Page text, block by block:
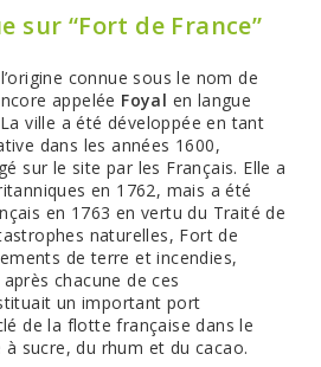
sur “Fort de France”
connue sous le nom de
appelée Foyal en langue
ville a été développée en tant
dans les années 1600,
sur le site par les Français. Elle a
en 1762, mais a été
en 1763 en vertu du Traité de
naturelles, Fort de
de terre et incendies,
chacune de ces
un important port
de la flotte française dans le
sucre, du rhum et du cacao.